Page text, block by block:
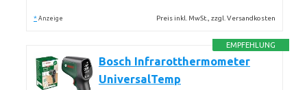
* Anzeige Preis inkl. MwSt., zzgl. Versandkosten
EMPFEHLUNG
Bosch Infrarotthermometer
UniversalTemp